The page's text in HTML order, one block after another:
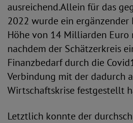
ausreichend.Allein für das
2022 wurde ein ergänzender
Höhe von 14 Milliarden Euro
nachdem der Schätzerkreis
Finanzbedarf durch die
Verbindung mit der dadurch
Wirtschaftskrise festgestellt
Letztlich konnte der